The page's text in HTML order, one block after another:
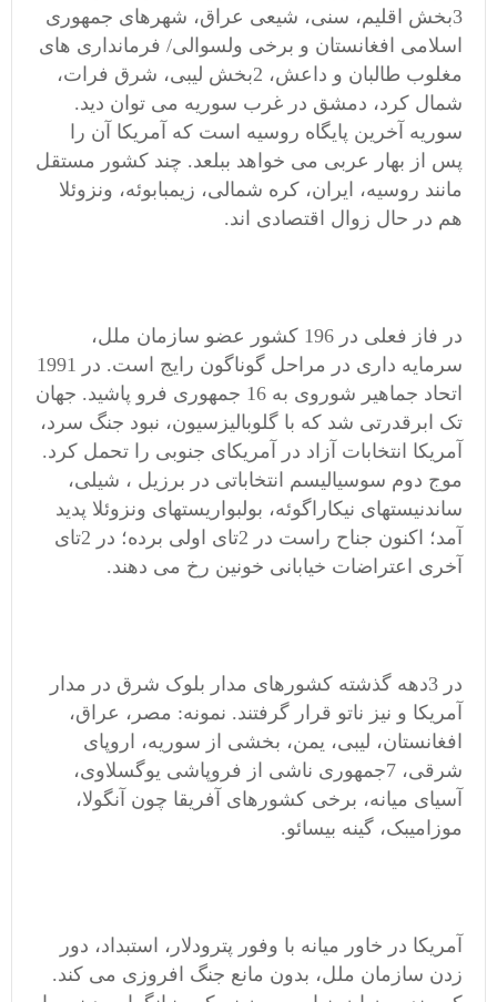
3بخش اقلیم، سنی، شیعی عراق، شهرهای جمهوری
اسلامی افغانستان و برخی ولسوالی/ فرمانداری های
مغلوب طالبان و داعش، 2بخش لیبی، شرق فرات،
شمال کرد، دمشق در غرب سوریه می توان دید.
سوریه آخرین پایگاه روسیه است که آمریکا آن را
پس از بهار عربی می خواهد ببلعد. چند کشور مستقل
مانند روسیه، ایران، کره شمالی، زیمبابوئه، ونزوئلا
هم در حال زوال اقتصادی اند.
در فاز فعلی در 196 کشور عضو سازمان ملل،
سرمایه داری در مراحل گوناگون رایج است. در 1991
اتحاد جماهیر شوروی به 16 جمهوری فرو پاشید. جهان
تک ابرقدرتی شد که با گلوبالیزسیون، نبود جنگ سرد،
آمریکا انتخابات آزاد در آمریکای جنوبی را تحمل کرد.
موج دوم سوسیالیسم انتخاباتی در برزیل ، شیلی،
ساندنیستهای نیکاراگوئه، بولبواریستهای ونزوئلا پدید
آمد؛ اکنون جناح راست در 2تای اولی برده؛ در 2تای
آخری اعتراضات خیابانی خونین رخ می دهند.
در 3دهه گذشته کشورهای مدار بلوک شرق در مدار
آمریکا و نیز ناتو قرار گرفتند. نمونه: مصر، عراق،
افغانستان، لیبی، یمن، بخشی از سوریه، اروپای
شرقی، 7جمهوری ناشی از فروپاشی یوگسلاوی،
آسیای میانه، برخی کشورهای آفریقا چون آنگولا،
موزامیبک، گینه بیسائو.
آمریکا در خاور میانه با وفور پترودلار، استبداد، دور
زدن سازمان ملل، بدون مانع جنگ افروزی می کند.